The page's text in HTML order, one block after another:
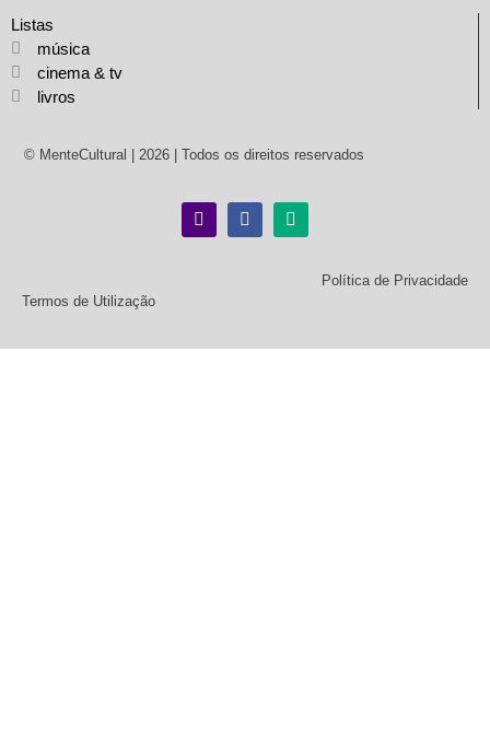
Listas
música
cinema & tv
livros
© MenteCultural | 2026 | Todos os direitos reservados
Política de Privacidade
Termos de Utilização